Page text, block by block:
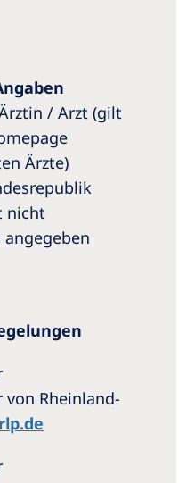
/ Arzt (gilt
Ärzte)
nicht
von Rheinland-